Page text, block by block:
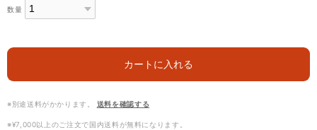
数量
カートに入れる
※別途送料がかかります。 送料を確認する
※¥7,000以上のご注文で国内送料が無料になります。